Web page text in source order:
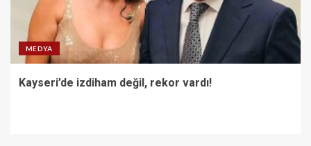
MEDYA
Kayseri’de izdiham değil, rekor vardı!